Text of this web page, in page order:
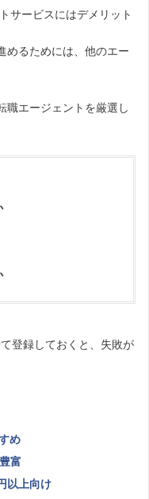
サービスにはデメリット
めるためには、他のエー
職エージェントを厳選し
登録しておくと、失敗が
め
富
以上向け